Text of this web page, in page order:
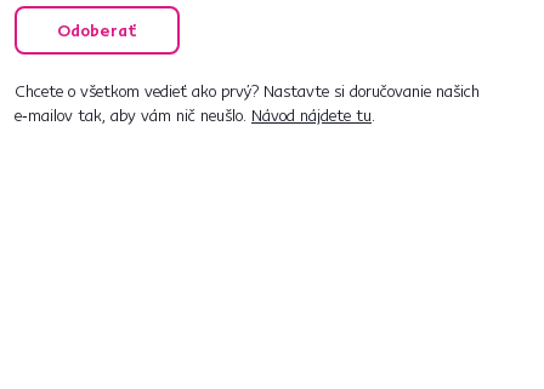
Odoberať
Chcete o všetkom vedieť ako prvý? Nastavte si doručovanie našich
e‑mailov tak, aby vám nič neušlo. Návod nájdete tu.